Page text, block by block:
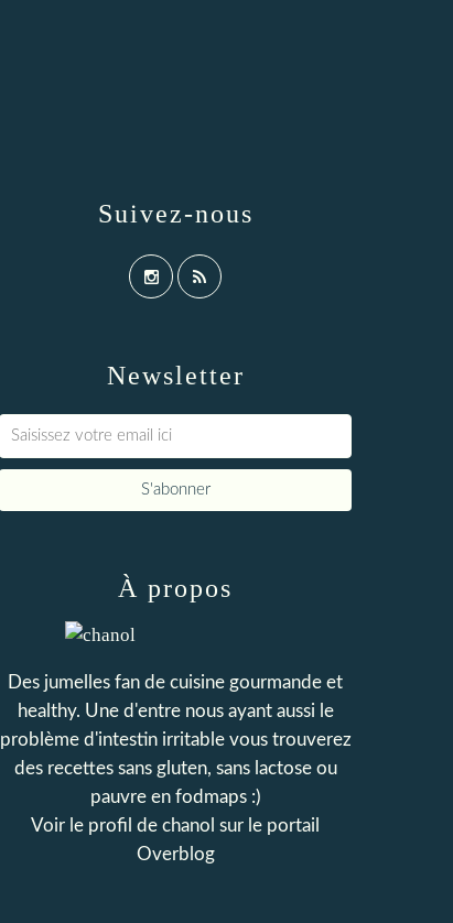
Newsletter
Suivez-nous
À propos
Des jumelles fan de cuisine gourmande et
healthy. Une d'entre nous ayant aussi le
problème d'intestin irritable vous trouverez
des recettes sans gluten, sans lactose ou
pauvre en fodmaps :)
Voir le profil de chanol sur le portail
Overblog